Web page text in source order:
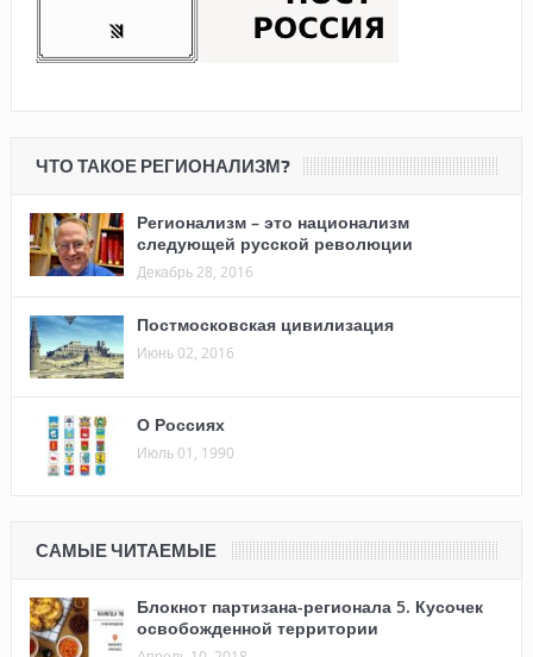
ЧТО ТАКОЕ РЕГИОНАЛИЗМ?
Регионализм – это национализм
следующей русской революции
Декабрь 28, 2016
Постмосковская цивилизация
Июнь 02, 2016
О Россиях
Июль 01, 1990
САМЫЕ ЧИТАЕМЫЕ
Блокнот партизана-регионала 5. Кусочек
освобожденной территории